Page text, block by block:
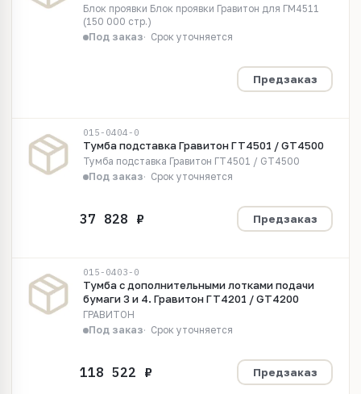
Блок проявки Блок проявки Гравитон для ГМ4511
(150 000 стр.)
Под заказ
Срок уточняется
Предзаказ
015-0404-0
Тумба подставка Гравитон ГТ4501 / GT4500
Тумба подставка Гравитон ГТ4501 / GT4500
Под заказ
Срок уточняется
Предзаказ
015-0403-0
Тумба с дополнительными лотками подачи
бумаги 3 и 4. Гравитон ГТ4201 / GT4200
ГРАВИТОН
Под заказ
Срок уточняется
Предзаказ